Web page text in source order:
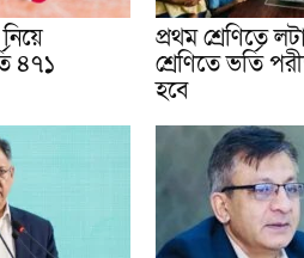
৪৭১
প্রথম শ্রেণিতে
শ্রেণিতে ভর্তি
হবে